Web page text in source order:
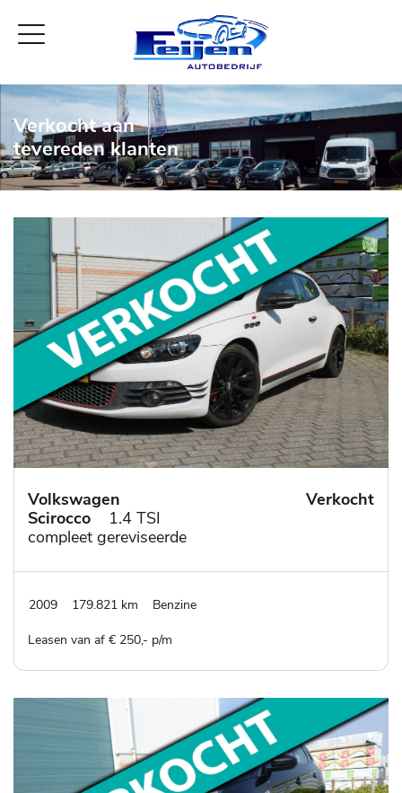
Verkocht aan
tevereden klanten
Volkswagen
Scirocco
1.4 TSI
compleet gereviseerde
aflevering
Verkocht
2009 179.821 km Benzine
Leasen van af € 250,- p/m